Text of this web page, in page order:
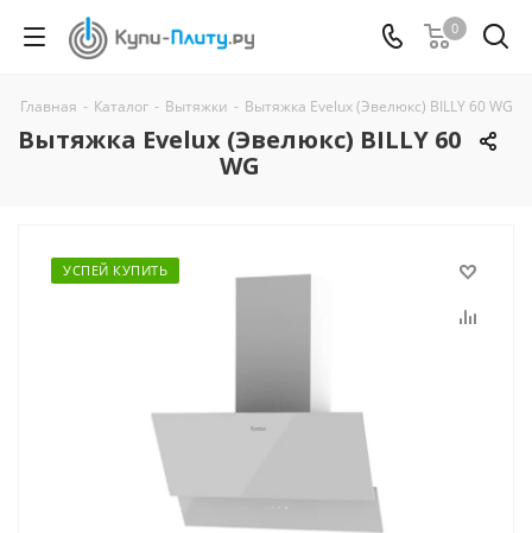
0
Главная - Каталог - Вытяжки - Вытяжка Evelux (Эвелюкс) BILLY 60 WG
Вытяжка Evelux (Эвелюкс) BILLY 60
WG
УСПЕЙ КУПИТЬ